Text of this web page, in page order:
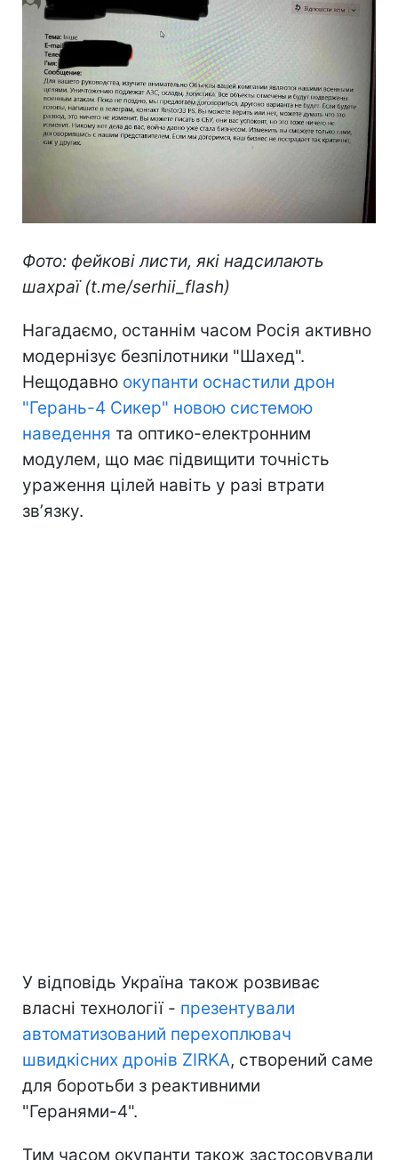
Фото: фейкові листи, які надсилають
шахраї (t.me/serhii_flash)
Нагадаємо, останнім часом Росія активно
модернізує безпілотники "Шахед".
Нещодавно окупанти оснастили дрон
"Герань-4 Сикер" новою системою
наведення та оптико-електронним
модулем, що має підвищити точність
ураження цілей навіть у разі втрати
звʼязку.
У відповідь Україна також розвиває
власні технології - презентували
автоматизований перехоплювач
швидкісних дронів ZIRKA, створений саме
для боротьби з реактивними
"Геранями-4".
Тим часом окупанти також застосовували